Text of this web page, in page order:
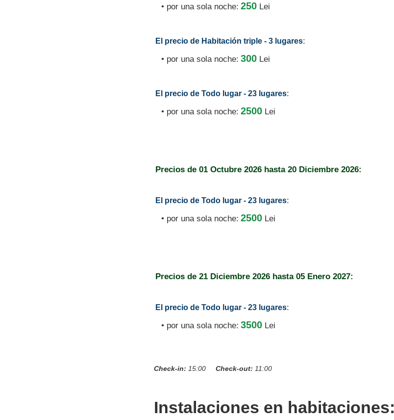
• por una sola noche: 250 Lei
El precio de Habitación triple - 3 lugares:
• por una sola noche: 300 Lei
El precio de Todo lugar - 23 lugares:
• por una sola noche: 2500 Lei
Precios de 01 Octubre 2026 hasta 20 Diciembre 2026:
El precio de Todo lugar - 23 lugares:
• por una sola noche: 2500 Lei
Precios de 21 Diciembre 2026 hasta 05 Enero 2027:
El precio de Todo lugar - 23 lugares:
• por una sola noche: 3500 Lei
Check-in: 15:00 Check-out: 11:00
Instalaciones en habitaciones: